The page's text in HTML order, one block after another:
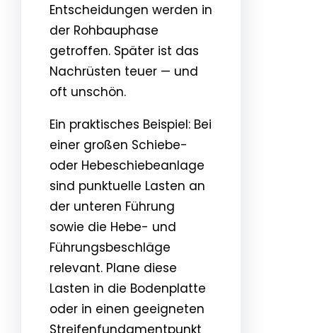
Entscheidungen werden in
der Rohbauphase
getroffen. Später ist das
Nachrüsten teuer — und
oft unschön.
Ein praktisches Beispiel: Bei
einer großen Schiebe-
oder Hebeschiebeanlage
sind punktuelle Lasten an
der unteren Führung
sowie die Hebe- und
Führungsbeschläge
relevant. Plane diese
Lasten in die Bodenplatte
oder in einen geeigneten
Streifenfundamentpunkt